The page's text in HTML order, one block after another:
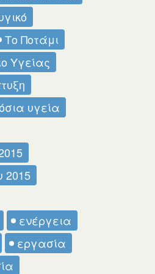
Το Ποτάμι
Υγείας
υγεία
2015
ενέργεια
εργασία